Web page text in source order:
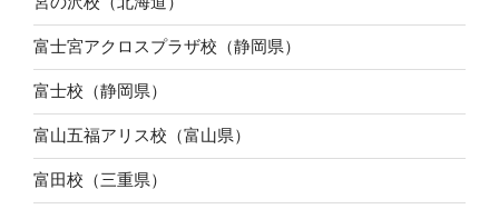
富士宮アクロスプラザ校（静岡県）
富士校（静岡県）
富山五福アリス校（富山県）
富田校（三重県）